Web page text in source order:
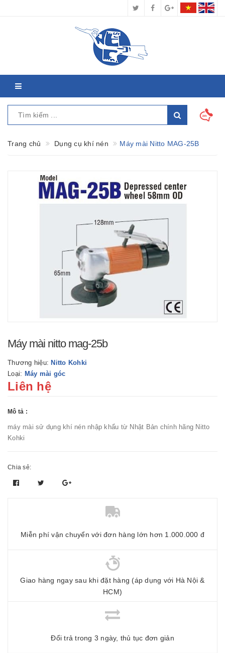
Trang chủ Dụng cụ khí nén Máy mài Nitto MAG-25B
Máy mài nitto mag-25b
Thương hiệu: Nitto Kohki
Loại: Máy mài góc
Liên hệ
Mô tả :
máy mài sử dụng khí nén nhập khẩu từ Nhật Bản chính hãng Nitto
Kohki
Chia sẻ:
Miễn phí vận chuyển với đơn hàng lớn hơn 1.000.000 đ
Giao hàng ngay sau khi đặt hàng (áp dụng với Hà Nội &
HCM)
Đổi trả trong 3 ngày, thủ tục đơn giản